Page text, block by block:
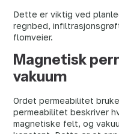
Dette er viktig ved
regnbed,
flomveier.
Magnetisk
vakuum
Ordet permeabilitet
permeabilitet beskriver
magnetiske felt, og